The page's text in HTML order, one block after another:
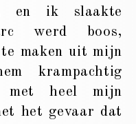
en ik slaakte
werd boos,
maken uit mijn
krampachtig
met heel mijn
het gevaar dat